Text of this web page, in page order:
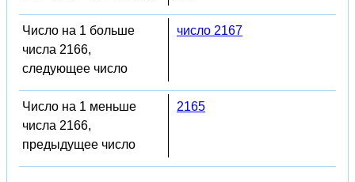
Число на 1 больше
числа 2166,
следующее число
число 2167
Число на 1 меньше
числа 2166,
предыдущее число
2165